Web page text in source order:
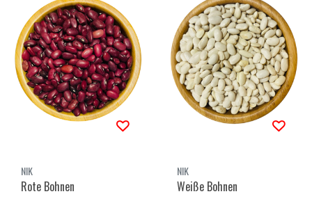
NIK
Rote Bohnen
NIK
Weiße Bohnen